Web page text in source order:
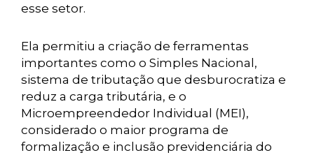
esse setor.
Ela permitiu a criação de ferramentas
importantes como o Simples Nacional,
sistema de tributação que desburocratiza e
reduz a carga tributária, e o
Microempreendedor Individual (MEI),
considerado o maior programa de
formalização e inclusão previdenciária do